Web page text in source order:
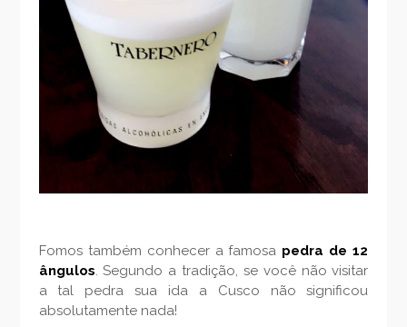
Fomos também conhecer a famosa pedra de 12
ângulos . Segundo a tradição, se você não visitar
a tal pedra sua ida a Cusco não significou
absolutamente nada!